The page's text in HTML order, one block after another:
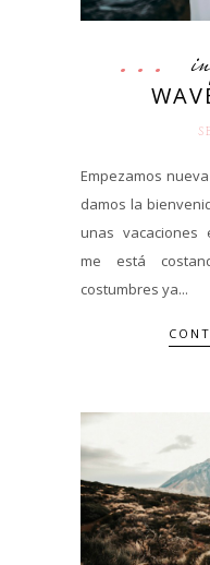
Empezamos
damos la
unas vacaciones
me está
costumbres ya...